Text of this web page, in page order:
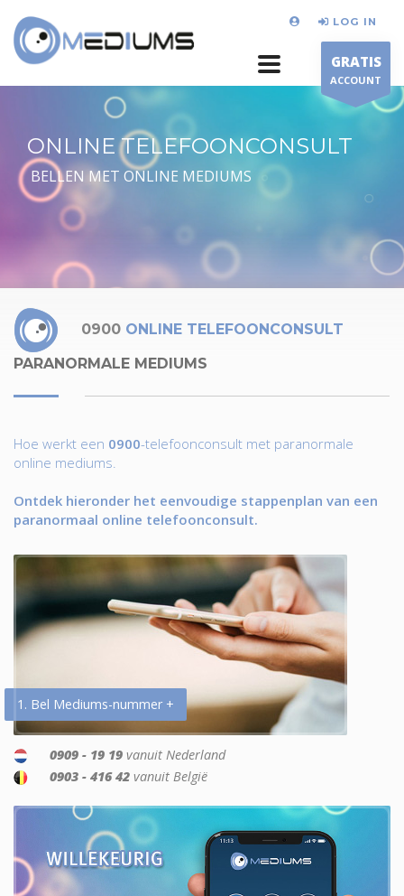
LOG IN
GRATIS
ACCOUNT
ONLINE TELEFOONCONSULT
BELLEN MET ONLINE MEDIUMS
0900 ONLINE TELEFOONCONSULT
PARANORMALE MEDIUMS
Hoe werkt een 0900-telefoonconsult met paranormale
online mediums.
Ontdek hieronder het eenvoudige stappenplan van een
paranormaal online telefoonconsult.
1. Bel Mediums-nummer +
0909 - 19 19 vanuit Nederland
0903 - 416 42 vanuit België